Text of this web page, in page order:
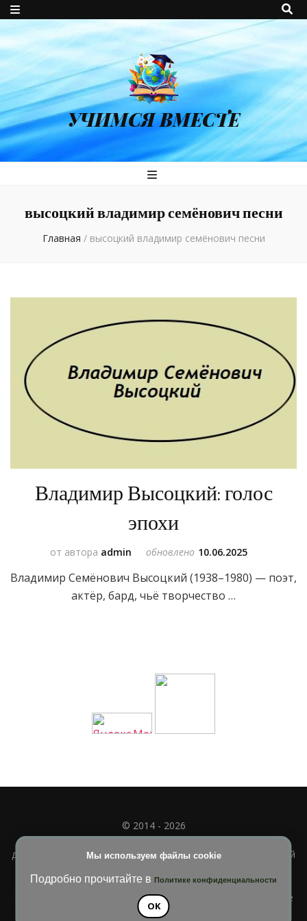
УЧИМСЯ ВМЕСТЕ
высоцкий владимир семёнович песни
Главная / высоцкий владимир семёнович песни
Владимир Высоцкий: голос
эпохи
от автора admin обновлено 10.06.2025
Владимир Семёнович Высоцкий (1938–1980) — поэт,
актёр, бард, чьё творчество …
Мы используем файлы cookie
Подробно прочитайте в Политике конфиденциальности
OK
© 2014 - 2026
Полное или частичное использование материала
допускается только при наличии активной и индексируемой
Blossom Diva | РазработанаТемы Blossom
. На платформе
WordPress